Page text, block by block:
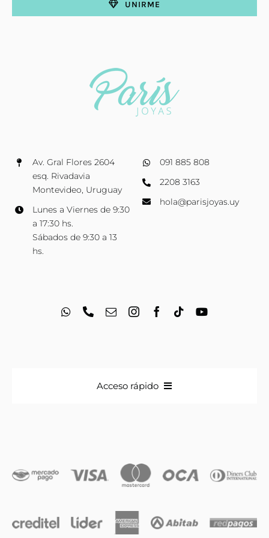
Av. Gral Flores 2604
esq. Rivadavia
Montevideo, Uruguay
Lunes a Viernes de 9:30
a 17:30 hs.
Sábados de 9:30 a 13
hs.
091 885 808
2208 3163
hola@parisjoyas.uy
UNIRME
Acceso rápido
Iniciales